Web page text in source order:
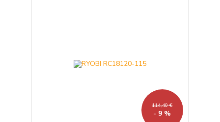
114,40 €
- 9 %